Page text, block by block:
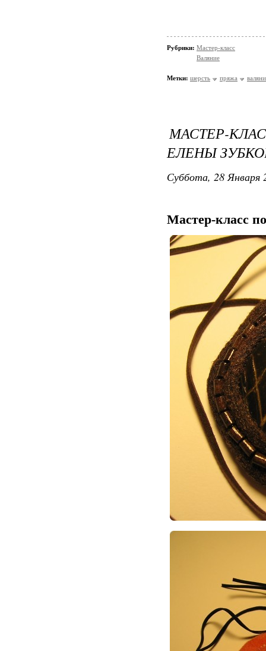
Рубрики: Мастер-класс
Валяние
Метки: шерсть пряжа
МАСТЕР-
ЕЛЕНЫ
Суббота, 28 Января
Мастер-класс